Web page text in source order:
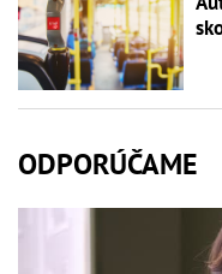
ODPORÚČAME